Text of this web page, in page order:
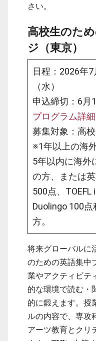
さい。
高校生のた
ジ（東京）
日程：2026年
（水）
申込締切：6月
プログラム詳細
募集対象：高校
※1年以上の海
5年以内に海外
の方、または
500点、TOEFL
Duolingo 100
方。
将来グローバルに
のための英語集中
業やアクティビテ
的な環境で読む・
的に鍛えます。授
ルの内容で、専攻
アーツ教育とクリ